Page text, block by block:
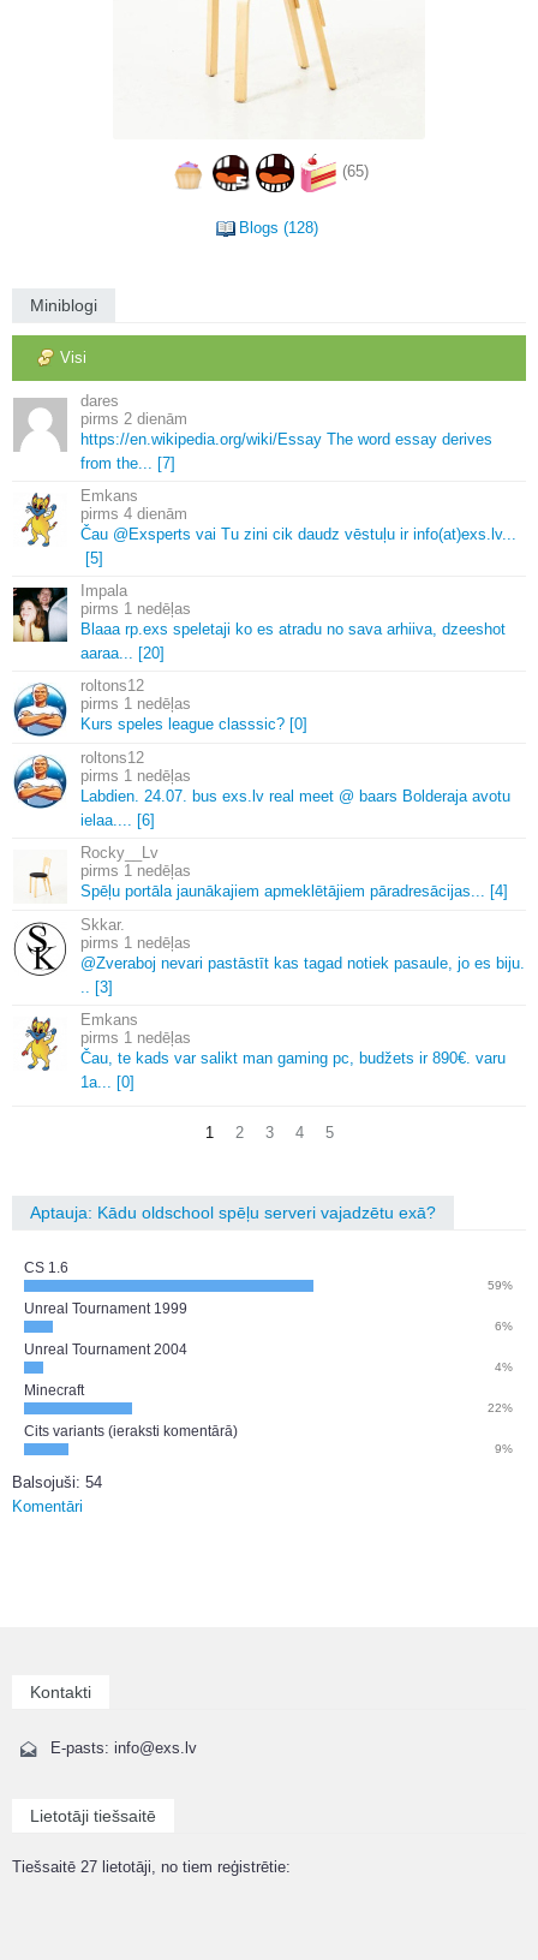
(65)
Blogs (128)
Miniblogi
Visi
dares
2 dienām
https://en.wikipedia.org/wiki/Essay The word essay derives
from the... [7]
Emkans
4 dienām
Čau @Exsperts vai Tu zini cik daudz vēstuļu ir info(at)exs. lv...
[5]
Impala
1 nedēļas
Blaaa rp.exs speletaji ko es atradu no sava arhiiva, dzeeshot
aaraa... [20]
roltons12
1 nedēļas
Kurs speles league classsic? [0]
roltons12
1 nedēļas
Labdien. 24.07. bus exs. lv real meet @ baars Bolderaja avotu
ielaa.... [6]
Rocky__Lv
1 nedēļas
Spēļu portāla jaunākajiem apmeklētājiem pāradresācijas... [4]
Skkar.
1 nedēļas
@Zveraboj nevari pastāstīt kas tagad notiek pasaule, jo es biju.
.. [3]
Emkans
1 nedēļas
Čau, te kads var salikt man gaming pc, budžets ir 890€. varu
1a... [0]
1 2 3 4 5
Aptauja: Kādu oldschool spēļu serveri vajadzētu exā?
CS 1.6
59%
Unreal Tournament 1999
6%
Unreal Tournament 2004
4%
Minecraft
22%
Cits variants (ieraksti komentārā)
9%
Balsojuši: 54
Komentāri
Kontakti
E-pasts: info@exs.lv
Lietotāji tiešsaitē
Tiešsaitē 27 lietotāji, no tiem reģistrētie: